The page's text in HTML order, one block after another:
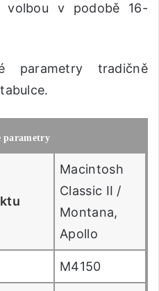
volbou v podobě 16-
parametry tradičně
parametry
Macintosh
Classic II /
Montana,
Apollo
M4150